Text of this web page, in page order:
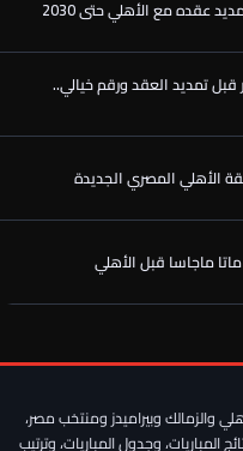
عقده مع الأهلي حتى 2030
تمديد العقد ورقم خيالي..
الأهلي المصري الجديدة
ماجاسا قبل الأهلي
في معسكر إسبانيا
والزمالك وبيراميدز ومنتخب مصر،
المباريات، وجدول المباريات، وترتيب